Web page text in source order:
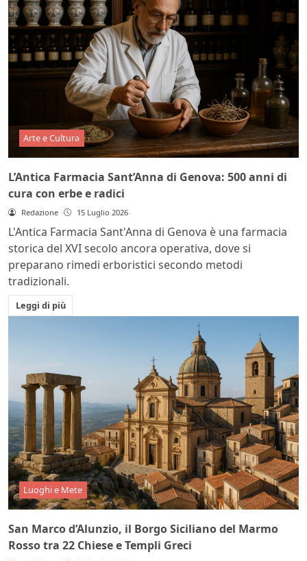
Arte e Cultura
L’Antica Farmacia Sant’Anna di Genova: 500 anni di
cura con erbe e radici
Redazione 15 Luglio 2026
L'Antica Farmacia Sant'Anna di Genova è una farmacia
storica del XVI secolo ancora operativa, dove si
preparano rimedi erboristici secondo metodi
tradizionali.
Leggi di più
Luoghi e Mete
San Marco d’Alunzio, il Borgo Siciliano del Marmo
Rosso tra 22 Chiese e Templi Greci